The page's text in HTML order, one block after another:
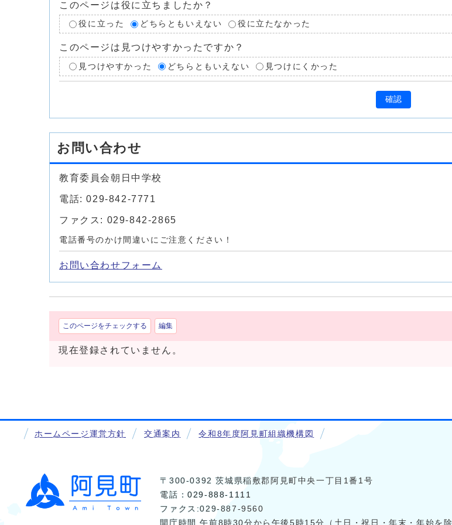
このページは役に立ちましたか？
役に立った どちらともいえない 役に立たなかった
このページは見つけやすかったですか？
見つけやすかった どちらともいえない 見つけにくかった
確認
お問い合わせ
教育委員会朝日中学校
電話: 029-842-7771
ファクス: 029-842-2865
電話番号のかけ間違いにご注意ください！
お問い合わせフォーム
このページをチェックする 編集
現在登録されていません。
ホームページ運営方針 交通案内 令和8年度阿見町組織機構図
〒300-0392 茨城県稲敷郡阿見町中央一丁目1番1号
電話：029-888-1111
ファクス:029-887-9560
開庁時間 午前8時30分から午後5時15分（土日・祝日・年末・年始を除